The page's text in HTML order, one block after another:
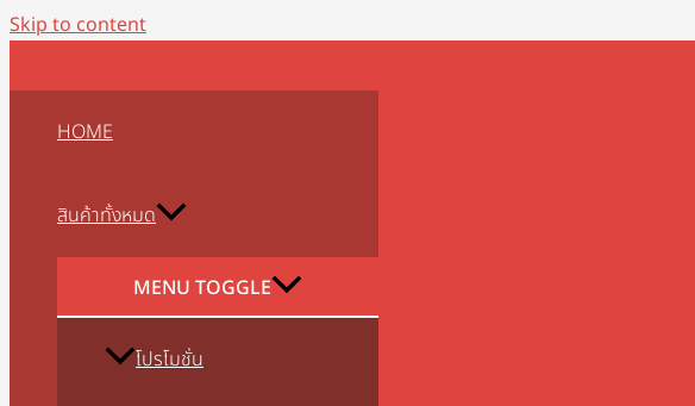
Skip to content
HOME
สินค้าทั้งหมด
MENU TOGGLE
โปรโมชั่น